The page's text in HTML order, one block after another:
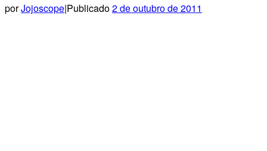
porJojoscope|Publicado2 de outubro de 2011